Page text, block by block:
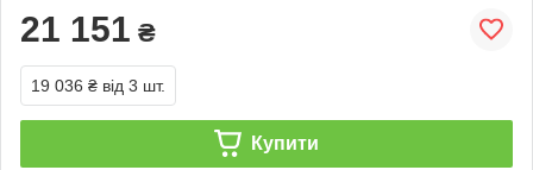
21 151 ₴
19 036 ₴ від 3 шт.
Купити